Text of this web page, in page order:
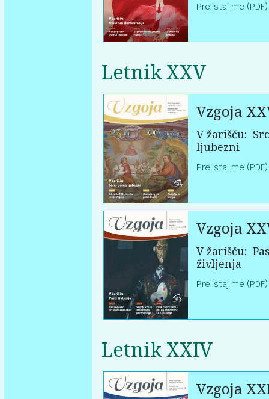
Prelistaj me (PDF)
Letnik XXV
Vzgoja
V žarišču:
ljubezni
Prelistaj me (PDF)
Vzgoja
V žarišču:
življenja
Prelistaj me (PDF)
Letnik XXIV
Vzgoja